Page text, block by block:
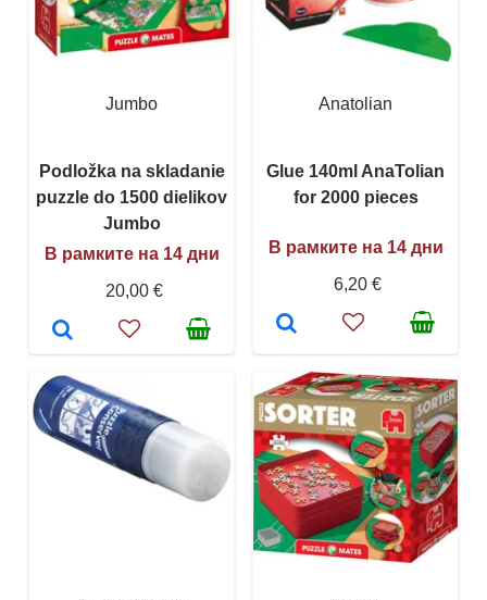
Jumbo
Podložka na skladanie
puzzle do 1500 dielikov
Jumbo
В рамките на 14 дни
20,00 €
Anatolian
Glue 140ml AnaTolian
for 2000 pieces
В рамките на 14 дни
6,20 €